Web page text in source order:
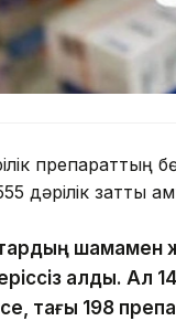
препараттың
дәрілік затты
қалды. Ал
тағы 198